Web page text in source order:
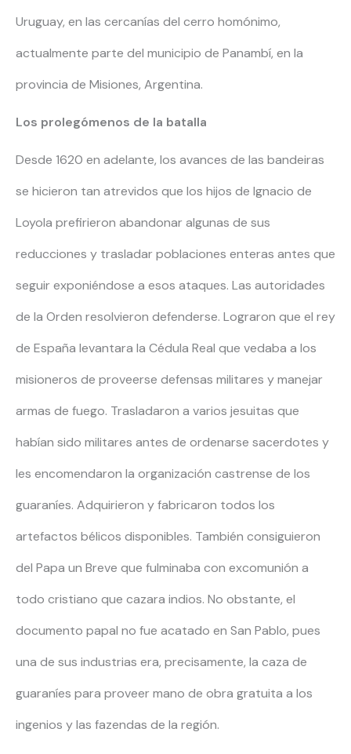
Uruguay, en las cercanías del cerro homónimo,
actualmente parte del municipio de Panambí, en la
provincia de Misiones, Argentina.
Los prolegómenos de la batalla
Desde 1620 en adelante, los avances de las bandeiras
se hicieron tan atrevidos que los hijos de Ignacio de
Loyola prefirieron abandonar algunas de sus
reducciones y trasladar poblaciones enteras antes que
seguir exponiéndose a esos ataques. Las autoridades
de la Orden resolvieron defenderse. Lograron que el rey
de España levantara la Cédula Real que vedaba a los
misioneros de proveerse defensas militares y manejar
armas de fuego. Trasladaron a varios jesuitas que
habían sido militares antes de ordenarse sacerdotes y
les encomendaron la organización castrense de los
guaraníes. Adquirieron y fabricaron todos los
artefactos bélicos disponibles. También consiguieron
del Papa un Breve que fulminaba con excomunión a
todo cristiano que cazara indios. No obstante, el
documento papal no fue acatado en San Pablo, pues
una de sus industrias era, precisamente, la caza de
guaraníes para proveer mano de obra gratuita a los
ingenios y las fazendas de la región.